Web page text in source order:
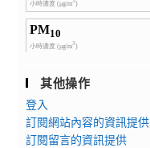
其他操作
登入
訂閱網站內容的資訊提供
訂閱留言的資訊提供